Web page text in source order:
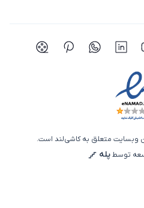
وبسایت متعلق به کاشی‌لند است.
توسطپله
توییتر(ایکس)
اجتماعی یوتیوب
شبکه اجتماعی لینکدین
شبکه اجتماعی واتساپ
شبکه اجتماعی
شبکه